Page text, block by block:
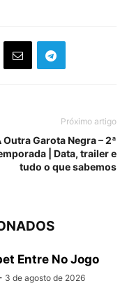
Próximo artigo
Outra Garota Negra – 2ª
| Data, trailer e
tudo o que sabemos
Entre No Jogo
3 de agosto de 2026